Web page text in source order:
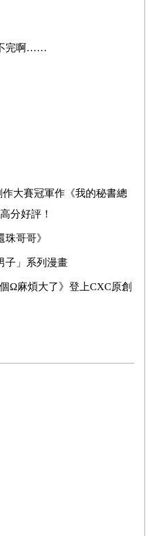
完啊……
大賽冠軍作《我的秘書總
分好評！
哥哥》
」系列漫畫
麻煩大了》登上CXC原創